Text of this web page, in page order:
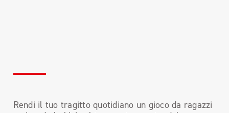
Rendi il tuo tragitto quotidiano un gioco da ragazzi